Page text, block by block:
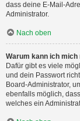
dass deine E-Mail-
Administrator.
Nach oben
Warum kann ich mich
Dafür gibt es viele
und dein Passwort
Board-Administrator,
ebenfalls möglich,
welches ein